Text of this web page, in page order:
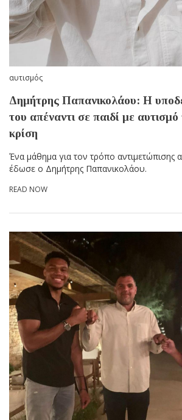
αυτισμός
Δημήτρης Παπανικολάου: Η
του απέναντι σε παιδί με
κρίση
Ένα μάθημα για τον τρόπο αντιμετώπισης
έδωσε ο Δημήτρης Παπανικολάου.
READ NOW